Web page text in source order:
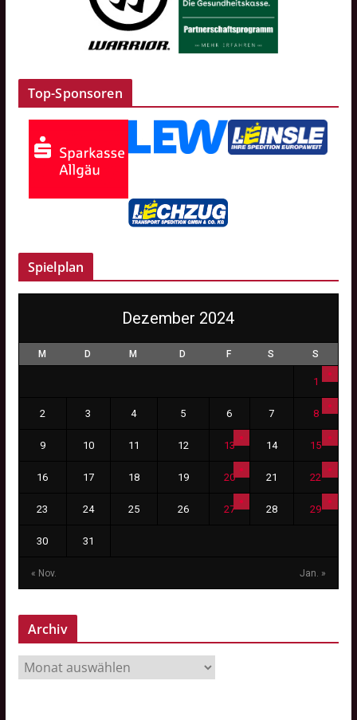
Top-Sponsoren
Spielplan
Dezember 2024
M D M D F S S
« Nov. Jan. »
1
2 3 4 5 6 7 8
9 10 11 12 13 14 15
16 17 18 19 20 21 22
23 24 25 26 27 28 29
30 31
Archiv
r